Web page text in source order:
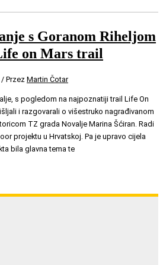
s Goranom Riheljom
on Mars trail
/ Przez Martin Čotar
s pogledom na najpoznatiji trail Life On
i razgovarali o višestruko nagrađivanom
TZ grada Novalje Marina Šćiran. Radi
projektu u Hrvatskoj. Pa je upravo cijela
bila glavna tema te